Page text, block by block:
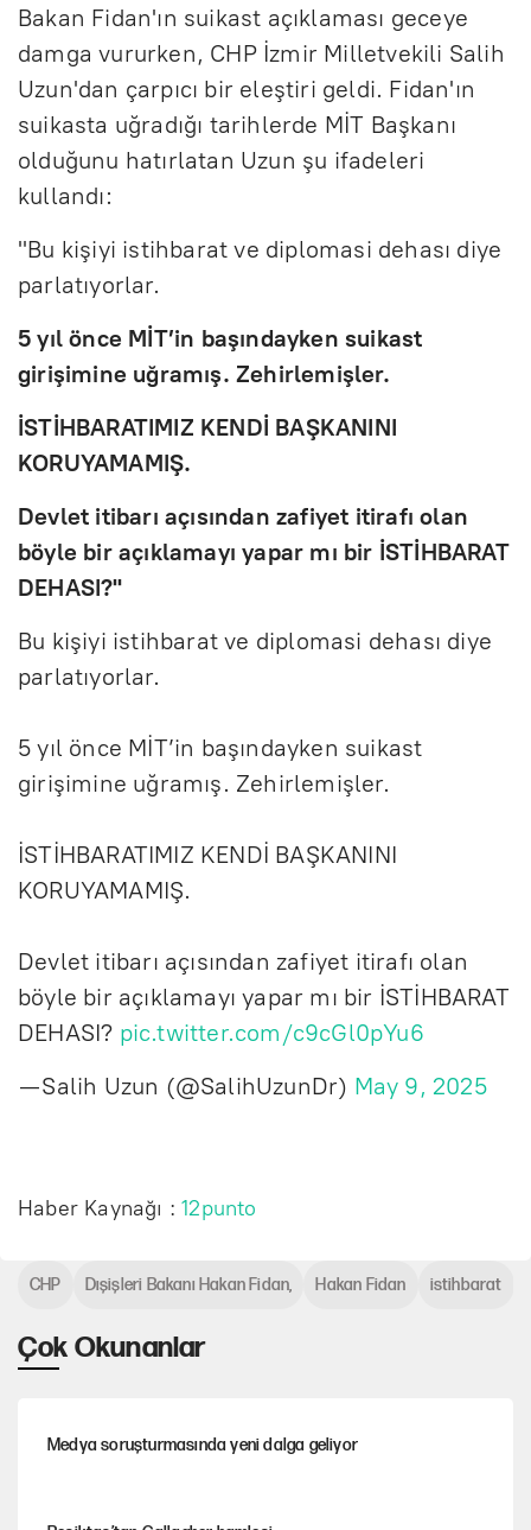
Bakan Fidan'ın suikast açıklaması geceye
damga vururken, CHP İzmir Milletvekili Salih
Uzun'dan çarpıcı bir eleştiri geldi. Fidan'ın
suikasta uğradığı tarihlerde MİT Başkanı
olduğunu hatırlatan Uzun şu ifadeleri
kullandı:
"Bu kişiyi istihbarat ve diplomasi dehası diye
parlatıyorlar.
5 yıl önce MİT’in başındayken suikast
girişimine uğramış. Zehirlemişler.
İSTİHBARATIMIZ KENDİ BAŞKANINI
KORUYAMAMIŞ.
Devlet itibarı açısından zafiyet itirafı olan
böyle bir açıklamayı yapar mı bir İSTİHBARAT
DEHASI?"
Bu kişiyi istihbarat ve diplomasi dehası diye
parlatıyorlar.
5 yıl önce MİT’in başındayken suikast
girişimine uğramış. Zehirlemişler.
İSTİHBARATIMIZ KENDİ BAŞKANINI
KORUYAMAMIŞ.
Devlet itibarı açısından zafiyet itirafı olan
böyle bir açıklamayı yapar mı bir İSTİHBARAT
DEHASI? pic.twitter.com/c9cGl0pYu6
— Salih Uzun (@SalihUzunDr) May 9, 2025
Haber Kaynağı :12punto
Çok Okunanlar
Medya soruşturmasında yeni dalga geliyor
CHP Dışişleri Bakanı Hakan Fidan, Hakan Fidan istihbarat